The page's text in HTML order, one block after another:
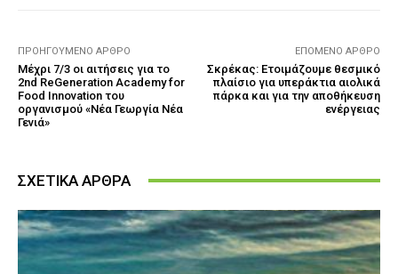
ΠΡΟΗΓΟΎΜΕΝΟ ΆΡΘΡΟ
Μέχρι 7/3 οι αιτήσεις για το
2nd ReGeneration Academy for
Food Innovation του
οργανισμού «Νέα Γεωργία Νέα
Γενιά»
ΕΠΌΜΕΝΟ ΆΡΘΡΟ
Σκρέκας: Ετοιμάζουμε θεσμικό
πλαίσιο για υπεράκτια αιολικά
πάρκα και για την αποθήκευση
ενέργειας
ΣΧΕΤΙΚΑ ΑΡΘΡΑ